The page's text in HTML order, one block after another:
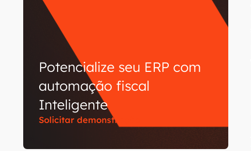
Potencialize seu ERP com
automação fiscal
Inteligente
Solicitar demonstração